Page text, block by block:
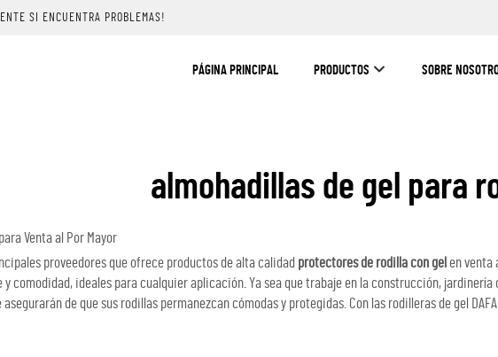
SI ENCUENTRA PROBLEMAS!
PÁGINA PRINCIPAL PRODUCTOS SOBRE
almohadillas de gel para
Venta al Por Mayor
proveedores que ofrece productos de alta calidad protectores de rodilla con gel en venta
comodidad, ideales para cualquier aplicación. Ya sea que trabaje en la construcción,
de que sus rodillas permanezcan cómodas y protegidas. Con las rodilleras de gel